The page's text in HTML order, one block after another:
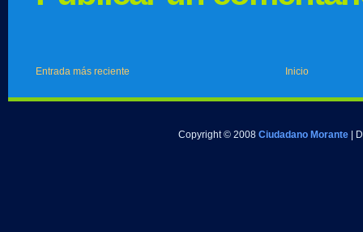
Entrada más reciente Inicio
Copyright © 2008 Ciudadano Morante |